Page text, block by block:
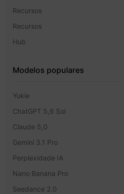
Recursos
Recursos
Hub
Modelos populares
Yukie
ChatGPT 5,6 Sol
Claude 5,0
Gemini 3.1 Pro
Perplexidade IA
Nano Banana Pro
Seedance 2.0